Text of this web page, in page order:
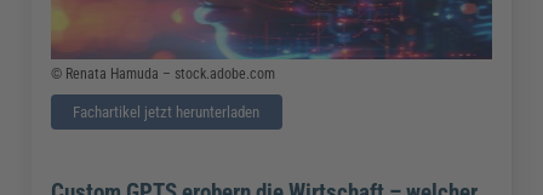
© Renata Hamuda – stock.adobe.com
Fachartikel jetzt herunterladen